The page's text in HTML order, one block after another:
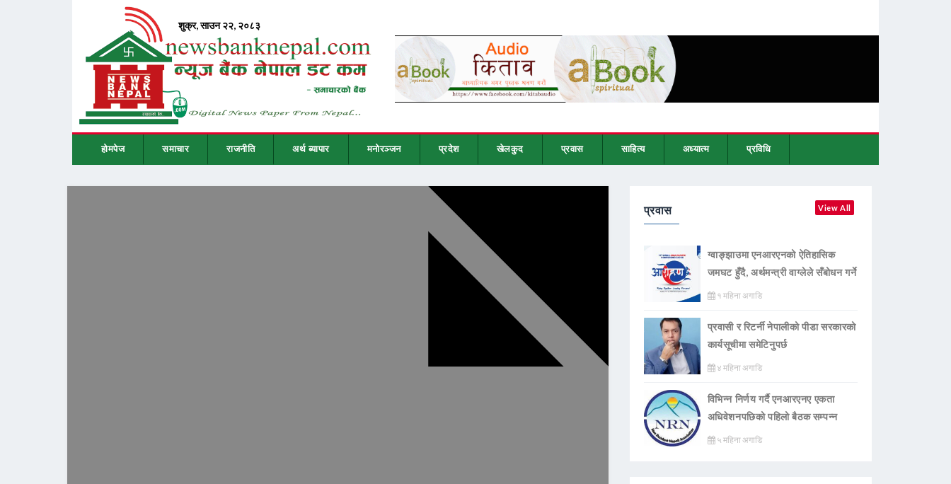
होमपेज समाचार राजनीति अर्थ ब्यापार मनोरञ्जन प्रदेश खेलकुद प्रवास साहित्य अध्यात्म प्रविधि
प्रवास View All
ग्वाङ्झाउमा एनआरएनको ऐतिहासिक
जमघट हुँदै, अर्थमन्त्री वाग्लेले सँबोधन गर्ने
१ महिना अगाडि
प्रवासी र रिटर्नी नेपालीको पीडा सरकारको
कार्यसूचीमा समेटिनुपर्छ
४ महिना अगाडि
विभिन्न निर्णय गर्दै एनआरएनए एकता
अधिवेशनपछिको पहिलो बैठक सम्पन्न
५ महिना अगाडि